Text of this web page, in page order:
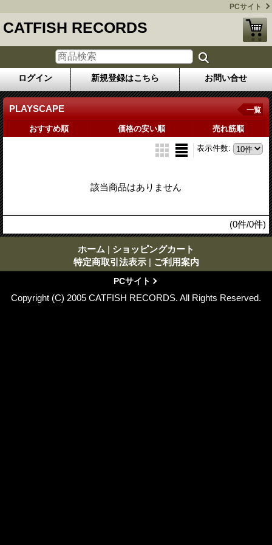
PCサイト
CATFISH RECORDS
ログイン 新規登録はこちら お問い合せ
PLAYSCAPE 一覧
おすすめ順 価格の安い順 売れ筋順
表示件数:
該当商品はありません
(0件/0件)
ホーム | ショッピングカート
特定商取引法表示 | ご利用案内
PCサイト
Copyright (C) 2005 CATFISH RECORDS. All Rights Reserved.